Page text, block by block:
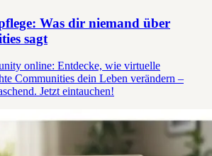
Was dir niemand über
sagt
online: Entdecke, wie virtuelle
Communities dein Leben verändern –
Jetzt eintauchen!